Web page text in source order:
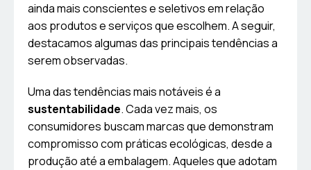
ainda mais conscientes e seletivos em relação
aos produtos e serviços que escolhem. A seguir,
destacamos algumas das principais tendências a
serem observadas.
Uma das tendências mais notáveis é a
sustentabilidade. Cada vez mais, os
consumidores buscam marcas que demonstram
compromisso com práticas ecológicas, desde a
produção até a embalagem. Aqueles que adotam